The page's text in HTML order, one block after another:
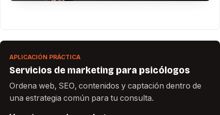
APLICACIÓN PRÁCTICA
Servicios de marketing para psicólogos
Ordena web, SEO, contenidos y captación dentro de
una estrategia común para tu consulta.